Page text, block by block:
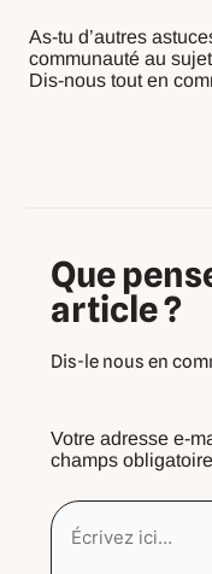
As-tu d’autres
communauté au
Dis-nous tout en
Que
article ?
Votre adresse e-
champs
Écrivez
ici…